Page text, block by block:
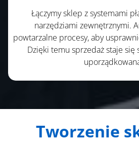
Łączymy sklep z systemami
narzędziami zewnętrznymi.
powtarzalne procesy, aby
Dzięki temu sprzedaż staje się
Tworzenie